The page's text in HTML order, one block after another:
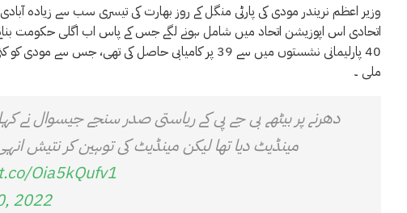
وزیر اعظم نریندر مودی کی پارٹی منگل کے روز بھارت کی تیسری سب سے زیادہ
40 پارلیمانی نشستوں میں سے 39 پر کامیابی حاصل کی
ملی ۔
دھرنے پر بیٹھے بی جے پی کے ریاستی صدر سنجے جیسوال نے
مینڈیٹ دیا تھا لیکن مینڈیٹ کی توہین کر نتیش
Oia5kQufv1
2022